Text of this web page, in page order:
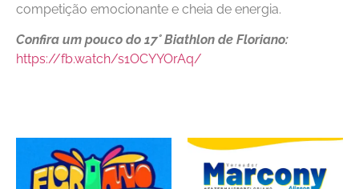
competição emocionante e cheia de energia.
Confira um pouco do 17° Biathlon de Floriano:
https://fb.watch/s1OCYYOrAq/